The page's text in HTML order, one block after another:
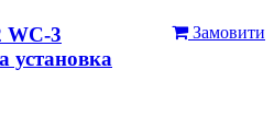
Замовити
WC-3
установка